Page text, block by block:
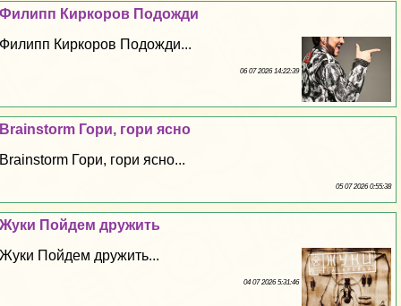
Филипп Киркоров Подожди
Филипп Киркоров Подожди...
06 07 2026 14:22:39
Brainstorm Гори, гори ясно
Brainstorm Гори, гори ясно...
05 07 2026 0:55:38
Жуки Пойдем дружить
Жуки Пойдем дружить...
04 07 2026 5:31:46